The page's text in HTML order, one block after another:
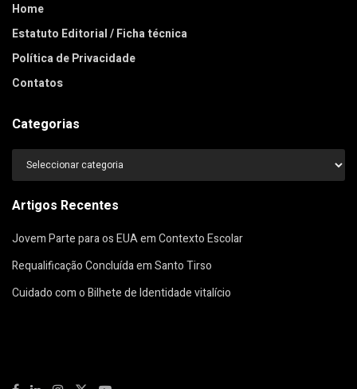
Home
Estatuto Editorial / Ficha técnica
Política de Privacidade
Contatos
Categorias
Categorias
Artigos Recentes
Jovem Parte para os EUA em Contexto Escolar
Requalificação Concluída em Santo Tirso
Cuidado com o Bilhete de Identidade vitalício